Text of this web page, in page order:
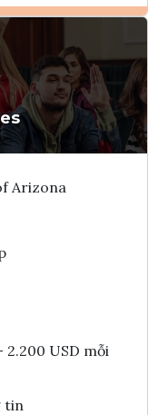
vấn Interlink
Arizona
2.200 USD mỗi
tin